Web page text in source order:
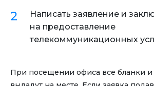
Написать заявление и
на предоставление
телекоммуникационных
При посещении офиса все бланки